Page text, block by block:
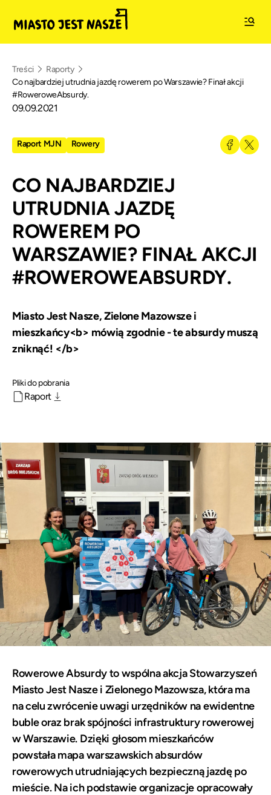
Treści
Raporty
Co najbardziej utrudnia jazdę rowerem po Warszawie? Finał akcji
#RoweroweAbsurdy.
09.09.2021
Raport MJN Rowery
CO NAJBARDZIEJ
UTRUDNIA JAZDĘ
ROWEREM PO
WARSZAWIE? FINAŁ AKCJI
#ROWEROWEABSURDY.
Miasto Jest Nasze, Zielone Mazowsze i
mieszkańcy<b> mówią zgodnie - te absurdy muszą
zniknąć! </b>
Pliki do pobrania
Raport
Rowerowe Absurdy to wspólna akcja Stowarzyszeń
Miasto Jest Nasze i Zielonego Mazowsza, która ma
na celu zwrócenie uwagi urzędników na ewidentne
buble oraz brak spójności infrastruktury rowerowej
w Warszawie. Dzięki głosom mieszkańców
powstała mapa warszawskich absurdów
rowerowych utrudniających bezpieczną jazdę po
mieście. Na ich podstawie organizacje opracowały